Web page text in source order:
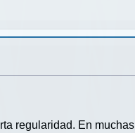
regularidad. En muchas